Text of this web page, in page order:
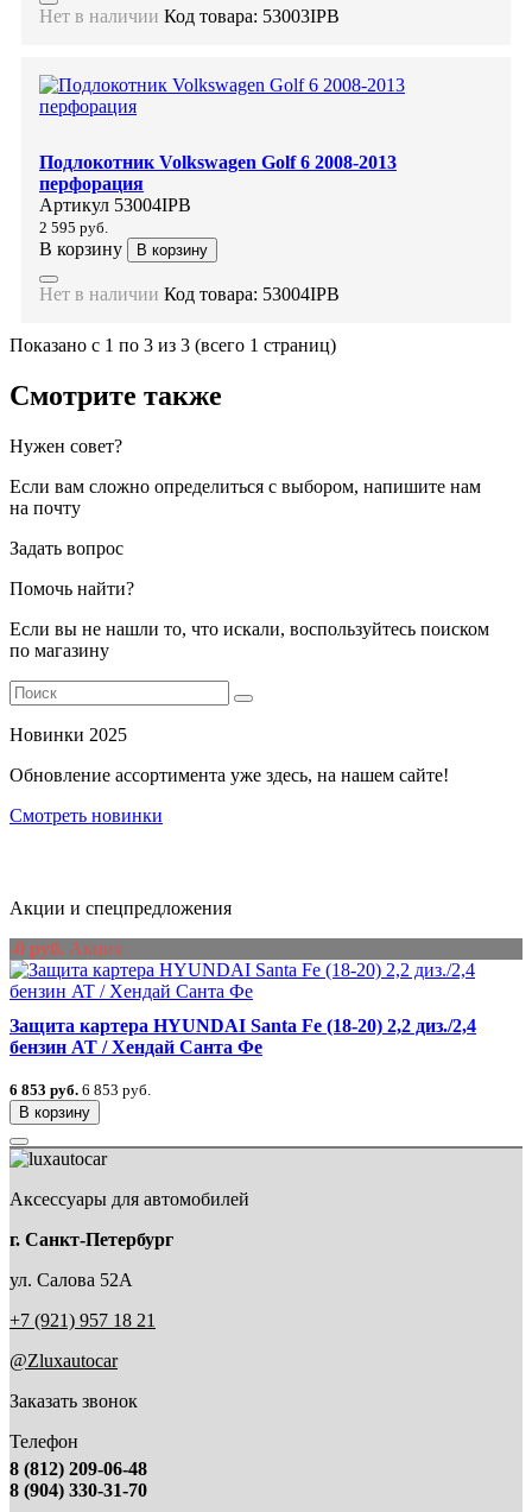
Нет в наличии Код товара: 53003IPB
Подлокотник Volkswagen Golf 6 2008-2013
перфорация
Артикул 53004IPB
2 595 руб.
В корзину В корзину
Нет в наличии Код товара: 53004IPB
Показано с 1 по 3 из 3 (всего 1 страниц)
Смотрите также
Нужен совет?
Если вам сложно определиться с выбором, напишите нам
на почту
Задать вопрос
Помочь найти?
Если вы не нашли то, что искали, воспользуйтесь поиском
по магазину
Новинки 2025
Обновление ассортимента уже здесь, на нашем сайте!
Смотреть новинки
Акции и спецпредложения
-0 руб. Акция
Защита картера HYUNDAI Santa Fe (18-20) 2,2 диз./2,4
бензин AT / Хендай Санта Фе
6 853 руб. 6 853 руб.
В корзину
Аксессуары для автомобилей
г. Санкт-Петербург
ул. Салова 52А
+7 (921) 957 18 21
@Zluxautocar
Заказать звонок
Телефон
8 (812) 209-06-48
8 (904) 330-31-70